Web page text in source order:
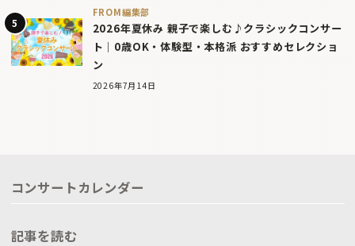
FROM編集部
2026年夏休み 親子で楽しむ♪クラシックコンサー
ト｜0歳OK・体験型・本格派 おすすめセレクショ
ン
2026年7月14日
コンサートカレンダー
記事を読む